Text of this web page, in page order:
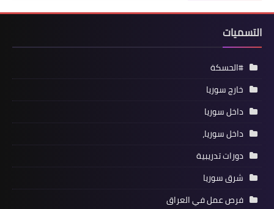
التسميات
#الحسكة
خارج سوريا
داخل سوريا
داخل سوريا،
دورات تدريبية
شرق سوريا
فرص عمل في العراق